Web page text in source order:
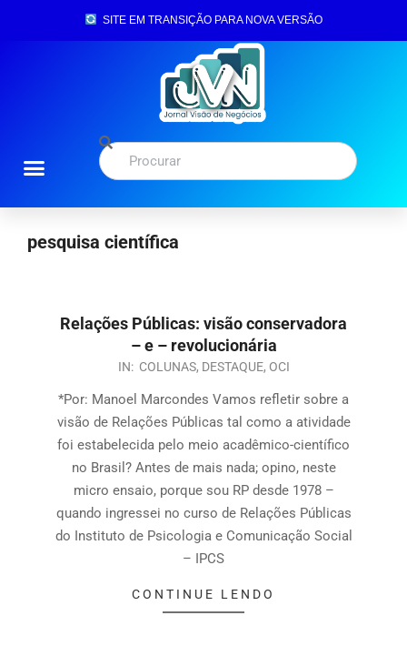
SITE EM TRANSIÇÃO PARA NOVA VERSÃO
pesquisa científica
Relações Públicas: visão conservadora
– e – revolucionária
IN: COLUNAS, DESTAQUE, OCI
*Por: Manoel Marcondes Vamos refletir sobre a
visão de Relações Públicas tal como a atividade
foi estabelecida pelo meio acadêmico-científico
no Brasil? Antes de mais nada; opino, neste
micro ensaio, porque sou RP desde 1978 –
quando ingressei no curso de Relações Públicas
do Instituto de Psicologia e Comunicação Social
– IPCS
CONTINUE LENDO